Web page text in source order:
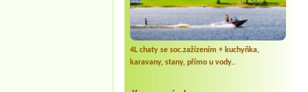
4L chaty se soc.zažízením + kuchyňka,
karavany, stany, přímo u vody..